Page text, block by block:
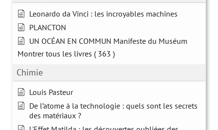
Leonardo da Vinci : les incroyables machines
PLANCTON
UN OCÉAN EN COMMUN Manifeste du Muséum
Montrer tous les livres ( 363 )
Chimie
Louis Pasteur
De l’atome à la technologie : quels sont les secrets
des matériaux ?